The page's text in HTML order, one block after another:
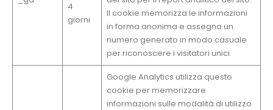
4
giorni
Il cookie memorizza le informazioni
in forma anonima e assegna un
numero generato in modo casuale
per riconoscere i visitatori unici.
Google Analytics utilizza questo
cookie per memorizzare
informazioni sulle modalità di utilizzo